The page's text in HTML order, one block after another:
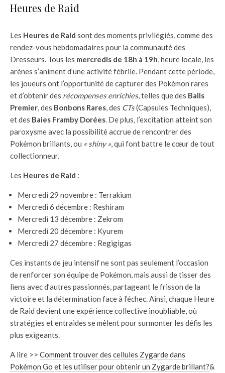
Heures de Raid
Les Heures de Raid sont des moments privilégiés, comme des
rendez-vous hebdomadaires pour la communauté des
Dresseurs. Tous les mercredis de 18h à 19h, heure locale, les
arènes s’animent d’une activité fébrile. Pendant cette période,
les joueurs ont l’opportunité de capturer des Pokémon rares
et d’obtenir des récompenses enrichies, telles que des Balls
Premier, des Bonbons Rares, des CTs(Capsules Techniques),
et des Baies Framby Dorées. De plus, l’excitation atteint son
paroxysme avec la possibilité accrue de rencontrer des
Pokémon brillants, ou « shiny », qui font battre le cœur de tout
collectionneur.
Les Heures de Raid :
Mercredi 29 novembre : Terrakium
Mercredi 6 décembre : Reshiram
Mercredi 13 décembre : Zekrom
Mercredi 20 décembre : Kyurem
Mercredi 27 décembre : Regigigas
Ces instants de jeu intensif ne sont pas seulement l’occasion
de renforcer son équipe de Pokémon, mais aussi de tisser des
liens avec d’autres passionnés, partageant le frisson de la
victoire et la détermination face à l’échec. Ainsi, chaque Heure
de Raid devient une expérience collective inoubliable, où
stratégies et entraides se mêlent pour surmonter les défis les
plus exigeants.
A lire >> Comment trouver des cellules Zygarde dans
Pokémon Go et les utiliser pour obtenir un Zygarde brillant?&